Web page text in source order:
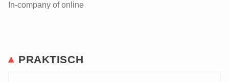
In-company of online
PRAKTISCH